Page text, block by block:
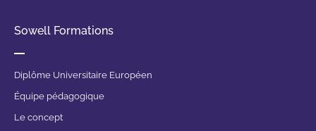
Sowell Formations
Diplôme Universitaire Européen
Équipe pédagogique
Le concept